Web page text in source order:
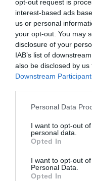
opt-out request is
interest-based ads
us or personal
your opt-out. You may
disclosure of your
IAB’s list of
also be disclosed by
Downstream
Personal Data
I want to opt-out
personal data.
Opted In
I want to opt-out
Personal Data.
Opted In